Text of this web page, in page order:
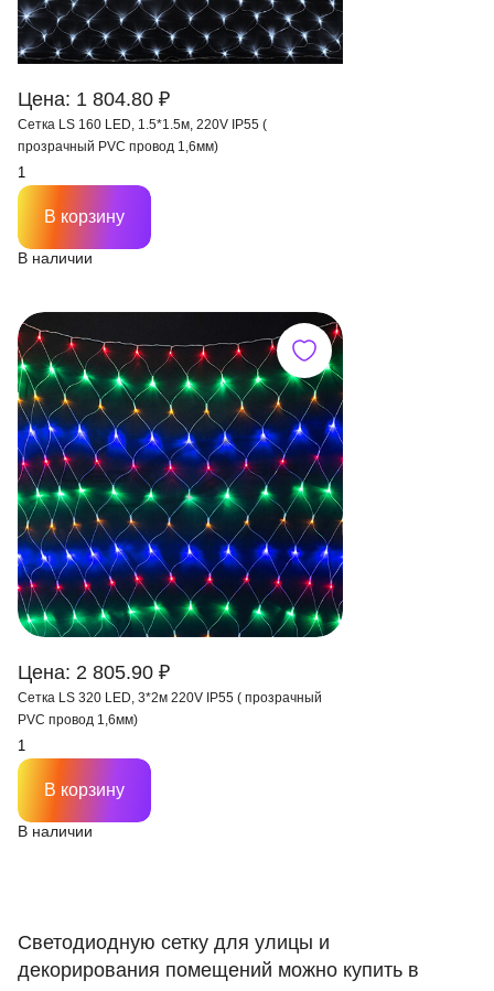
Цена: 1 804.80 ₽
Сетка LS 160 LED, 1.5*1.5м, 220V IP55 (
прозрачный PVC провод 1,6мм)
В наличии
В корзину
Цена: 2 805.90 ₽
Сетка LS 320 LED, 3*2м 220V IP55 ( прозрачный
PVC провод 1,6мм)
В наличии
В корзину
Светодиодную сетку для улицы и
декорирования помещений можно купить в